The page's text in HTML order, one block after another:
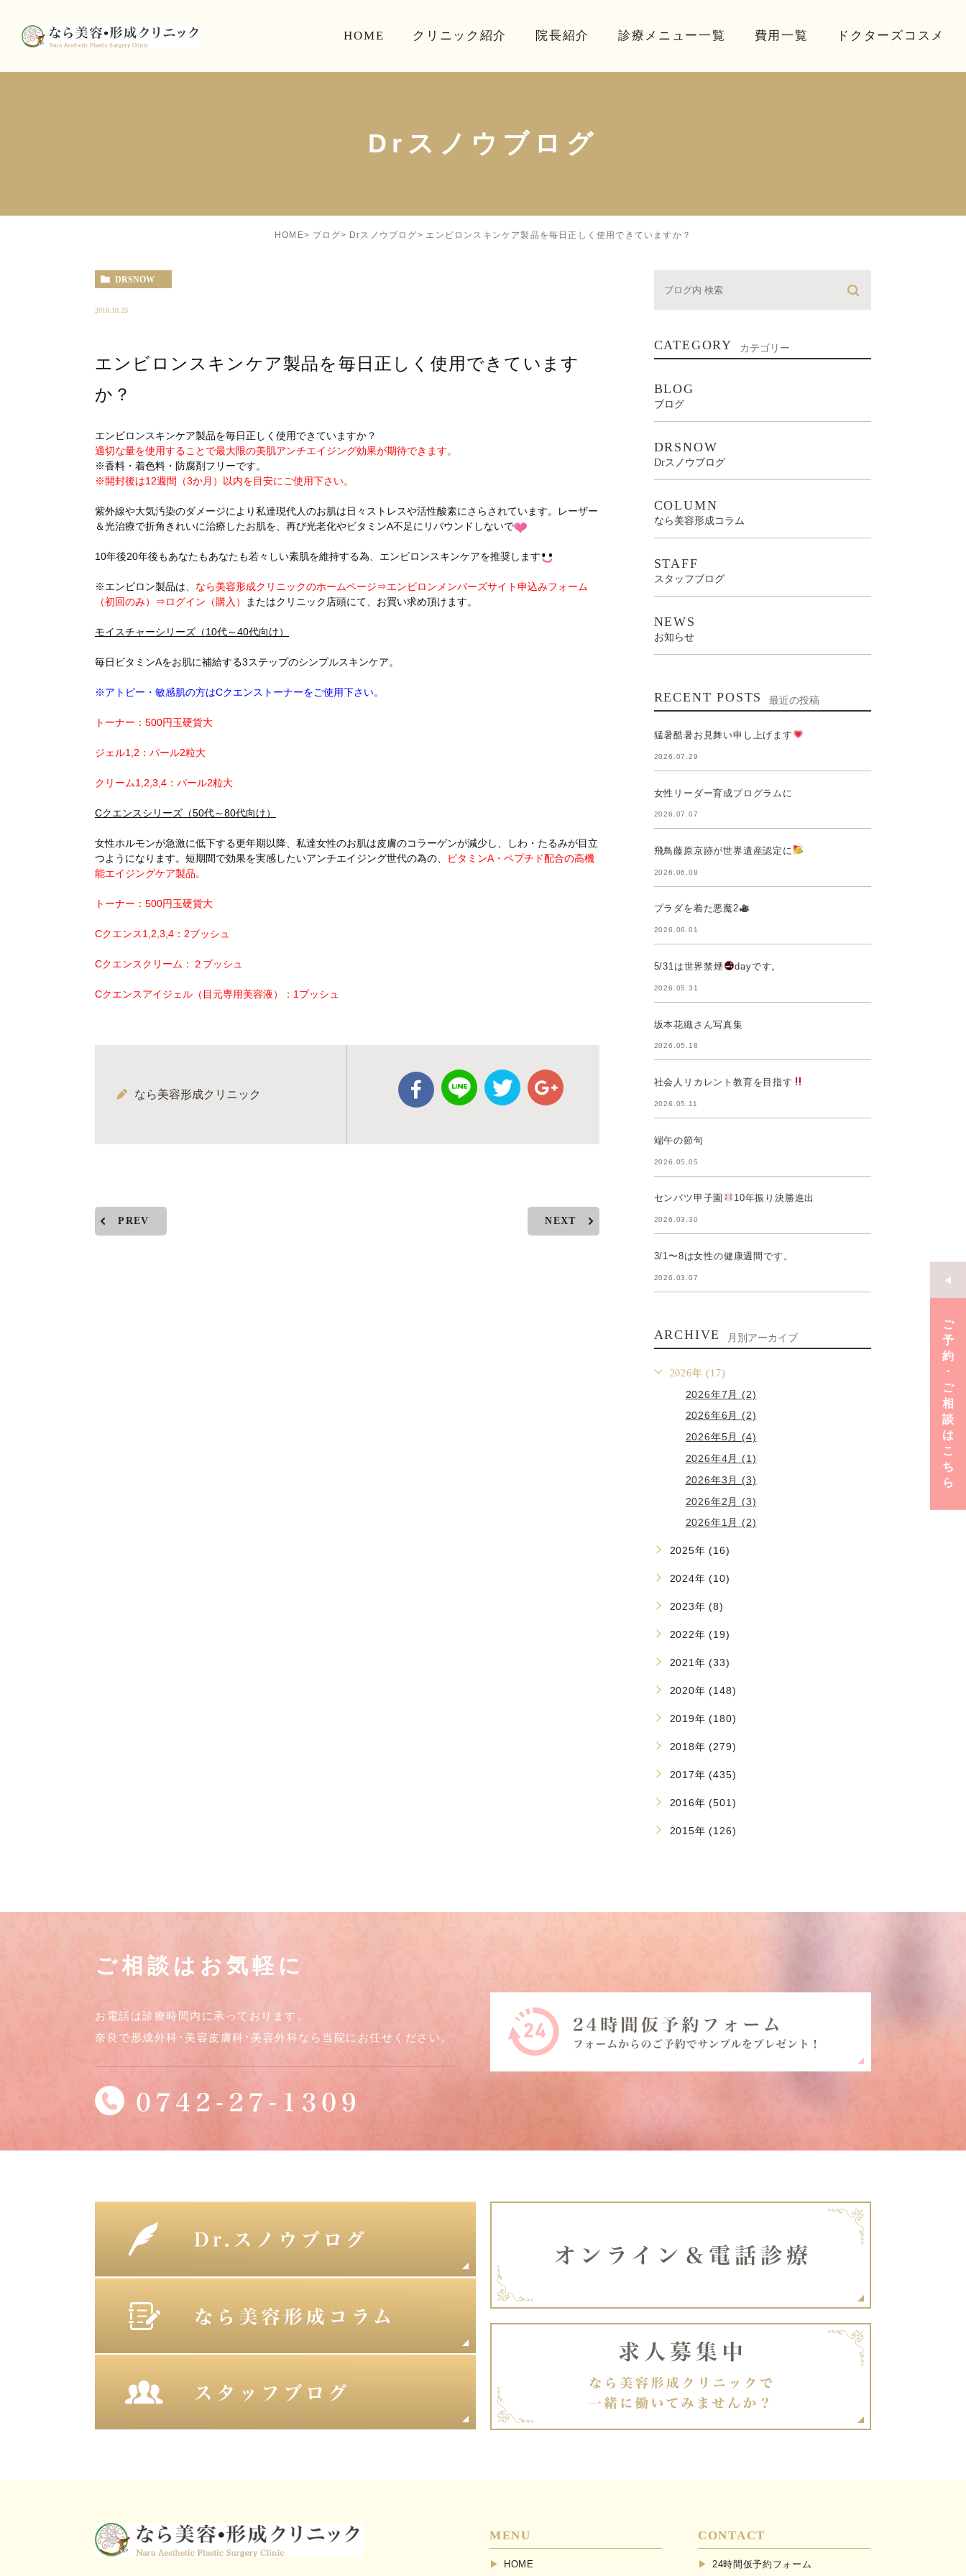
HOME クリニック紹介 院長紹介 診療メニュー一覧 費用一覧 ドクターズコスメ
ご
予
約
･
ご
相
談
は
こ
ち
ら
Drスノウブログ
HOME ブログ Drスノウブログ エンビロンスキンケア製品を毎日正しく使用できていますか？
DRSNOW
2018.10.23
エンビロンスキンケア製品を毎日正しく使用できています
か？
エンビロンスキンケア製品を毎日正しく使用できていますか？
適切な量を使用することで最大限の美肌アンチエイジング効果が期待できます。
※香料・着色料・防腐剤フリーです。
※開封後は12週間（3か月）以内を目安にご使用下さい。
紫外線や大気汚染のダメージにより私達現代人のお肌は日々ストレスや活性酸素にさらされています。レーザー
＆光治療で折角きれいに治療したお肌を、再び光老化やビタミンA不足にリバウンドしないで
10年後20年後もあなたもあなたも若々しい素肌を維持する為、エンビロンスキンケアを推奨します
※エンビロン製品は、 なら美容形成クリニックのホームページ⇒エンビロンメンバーズサイト申込みフォーム
（初回のみ）⇒ログイン（購入）
またはクリニック店頭にて、お買い求め頂けます。
モイスチャーシリーズ（10代～40代向け）
毎日ビタミンAをお肌に補給する3ステップのシンプルスキンケア。
※アトピー・敏感肌の方はCクエンストーナーをご使用下さい。
トーナー：500円玉硬貨大
ジェル1,2：パール2粒大
クリーム1,2,3,4：パール2粒大
Cクエンスシリーズ（50代～80代向け）
女性ホルモンが急激に低下する更年期以降、私達女性のお肌は皮膚のコラーゲンが減少し、しわ・たるみが目立
つようになります。短期間で効果を実感したいアンチエイジング世代の為の、
ビタミンA・ペプチド配合の高機
能エイジングケア製品。
トーナー：500円玉硬貨大
Cクエンス1,2,3,4：2プッシュ
Cクエンスクリーム：２プッシュ
Cクエンスアイジェル（目元専用美容液）：1プッシュ
なら美容形成クリニック
PREV NEXT
CATEGORY カテゴリー
BLOG
ブログ
DRSNOW
Drスノウブログ
COLUMN
なら美容形成コラム
STAFF
スタッフブログ
NEWS
お知らせ
RECENT POSTS 最近の投稿
猛暑酷暑お見舞い申し上げます
2026.07.29
女性リーダー育成プログラムに
2026.07.07
飛鳥藤原京跡が世界遺産認定に
2026.06.08
プラダを着た悪魔2
2026.06.01
5/31は世界禁煙 dayです。
2026.05.31
坂本花織さん写真集
2026.05.18
社会人リカレント教育を目指す
2026.05.11
端午の節句
2026.05.05
センバツ甲子園 10年振り決勝進出
2026.03.30
3/1〜8は女性の健康週間です。
2026.03.07
ARCHIVE 月別アーカイブ
2026年 (17)
2026年7月 (2)
2026年6月 (2)
2026年5月 (4)
2026年4月 (1)
2026年3月 (3)
2026年2月 (3)
2026年1月 (2)
2025年 (16)
2024年 (10)
2023年 (8)
2022年 (19)
2021年 (33)
2020年 (148)
2019年 (180)
2018年 (279)
2017年 (435)
2016年 (501)
2015年 (126)
ご相談はお気軽に
お電話は診療時間内に承っております。
奈良で形成外科･美容皮膚科･美容外科なら当院にお任せください。
MENU
HOME
CONTACT
24時間仮予約フォーム